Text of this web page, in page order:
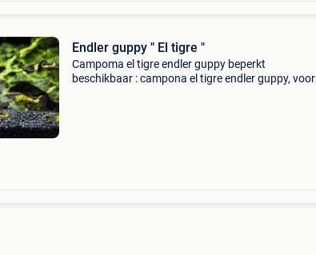
Endler guppy " El tigre "
Campoma el tigre endler guppy beperkt
beschikbaar : campona el tigre endler guppy, voor